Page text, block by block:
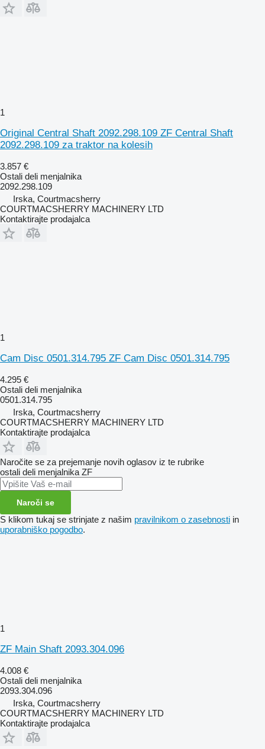
1
Original Central Shaft 2092.298.109 ZF Central Shaft
2092.298.109 za traktor na kolesih
3.857 €
Ostali deli menjalnika
2092.298.109
Irska, Courtmacsherry
COURTMACSHERRY MACHINERY LTD
Kontaktirajte prodajalca
1
Cam Disc 0501.314.795 ZF Cam Disc 0501.314.795
4.295 €
Ostali deli menjalnika
0501.314.795
Irska, Courtmacsherry
COURTMACSHERRY MACHINERY LTD
Kontaktirajte prodajalca
Naročite se za prejemanje novih oglasov iz te rubrike
ostali deli menjalnika ZF
Naroči se
S klikom tukaj se strinjate z našim pravilnikom o zasebnosti in
uporabniško pogodbo.
1
ZF Main Shaft 2093.304.096
4.008 €
Ostali deli menjalnika
2093.304.096
Irska, Courtmacsherry
COURTMACSHERRY MACHINERY LTD
Kontaktirajte prodajalca